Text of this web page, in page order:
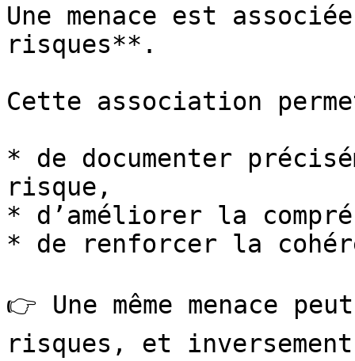
Une menace est
risques**.
Cette association
* de documenter
risque,
* d’améliorer la
* de renforcer la
👉 Une même menace
risques, et